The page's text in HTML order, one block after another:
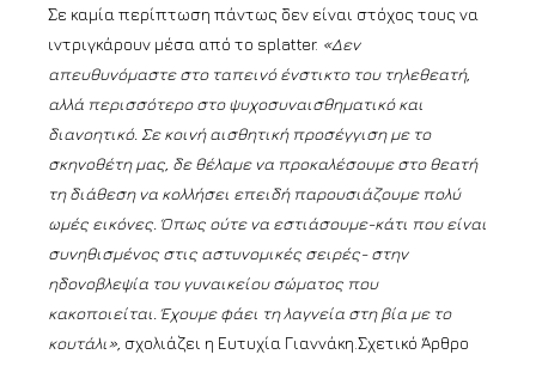
Σε καμία περίπτωση πάντως δεν είναι στόχος τους να
ιντριγκάρουν μέσα από το splatter. «Δεν
απευθυνόμαστε στο ταπεινό ένστικτο του τηλεθεατή,
αλλά περισσότερο στο ψυχοσυναισθηματικό και
διανοητικό. Σε κοινή αισθητική προσέγγιση με το
σκηνοθέτη μας, δε θέλαμε να προκαλέσουμε στο θεατή
τη διάθεση να κολλήσει επειδή παρουσιάζουμε πολύ
ωμές εικόνες. Όπως ούτε να εστιάσουμε-κάτι που είναι
συνηθισμένος στις αστυνομικές σειρές- στην
ηδονοβλεψία του γυναικείου σώματος που
κακοποιείται. Έχουμε φάει τη λαγνεία στη βία με το
κουτάλι», σχολιάζει η Ευτυχία Γιαννάκη.Σχετικό Άρθρο